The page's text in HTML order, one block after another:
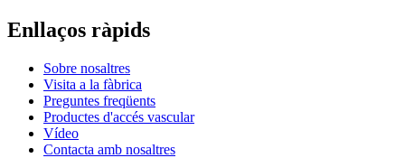
Enllaços ràpids
Sobre nosaltres
Visita a la fàbrica
Preguntes freqüents
Productes d'accés vascular
Vídeo
Contacta amb nosaltres